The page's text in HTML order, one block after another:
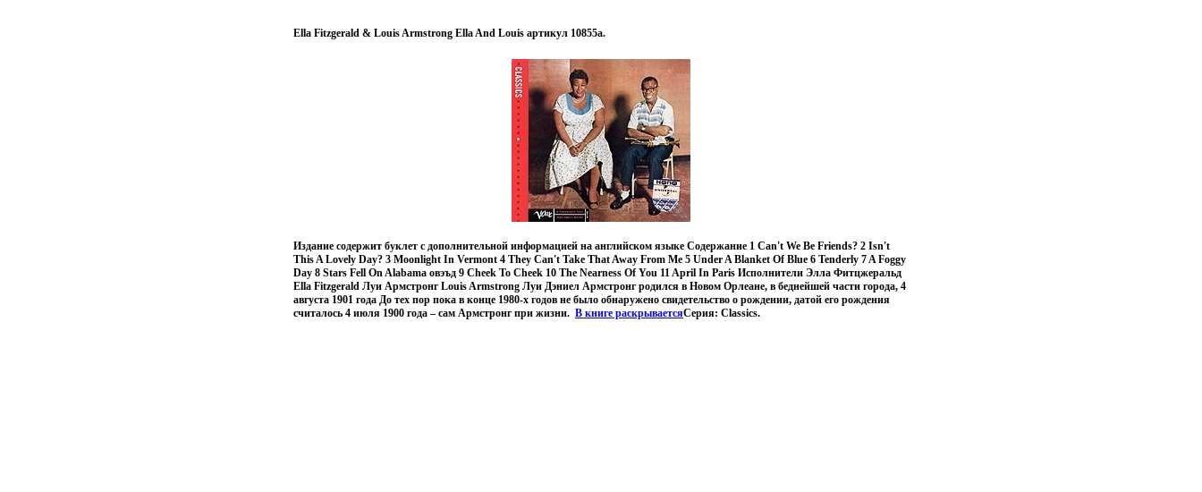
Ella Fitzgerald & Louis Armstrong Ella And Louis артикул 10855a.
Издание содержит буклет с дополнительной информацией на английском языке Содержание 1 Can't We Be Friends? 2 Isn't
This A Lovely Day? 3 Moonlight In Vermont 4 They Can't Take That Away From Me 5 Under A Blanket Of Blue 6 Tenderly 7 A Foggy
Day 8 Stars Fell On Alabama овэъд 9 Cheek To Cheek 10 The Nearness Of You 11 April In Paris Исполнители Элла Фитцжеральд
Ella Fitzgerald Луи Армстронг Louis Armstrong Луи Дэниел Армстронг родился в Новом Орлеане, в беднейшей части города, 4
августа 1901 года До тех пор пока в конце 1980-х годов не было обнаружено свидетельство о рождении, датой его рождения
считалось 4 июля 1900 года – сам Армстронг при жизни. В книге раскрываетсяСерия: Classics.